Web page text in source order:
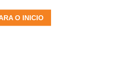
O INICIO